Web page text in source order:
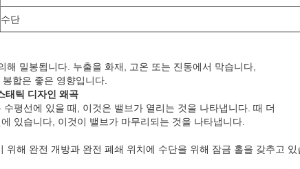
수단
해 밀봉됩니다. 누출을 화재, 고온 또는 진동에서 막습니다,
합은 좋은 영향입니다.
태틱 디자인 왜곡
평선에 있을 때, 이것은 밸브가 열리는 것을 나타냅니다. 때 더
있습니다, 이것이 밸브가 마무리되는 것을 나타냅니다.
위해 완전 개방과 완전 폐쇄 위치에 수단을 위해 잠금 홀을 갖추고 있